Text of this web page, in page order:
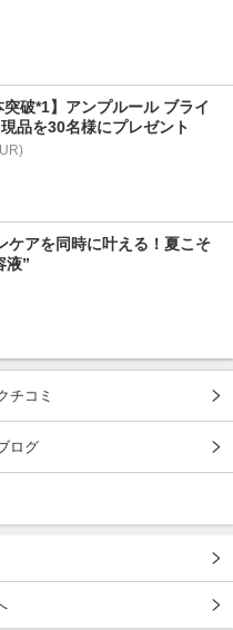
突破*1】アンプルール ブライ
品を30名様にプレゼント
ケアを同時に叶える！夏こそ
液”
チコミ
ログ